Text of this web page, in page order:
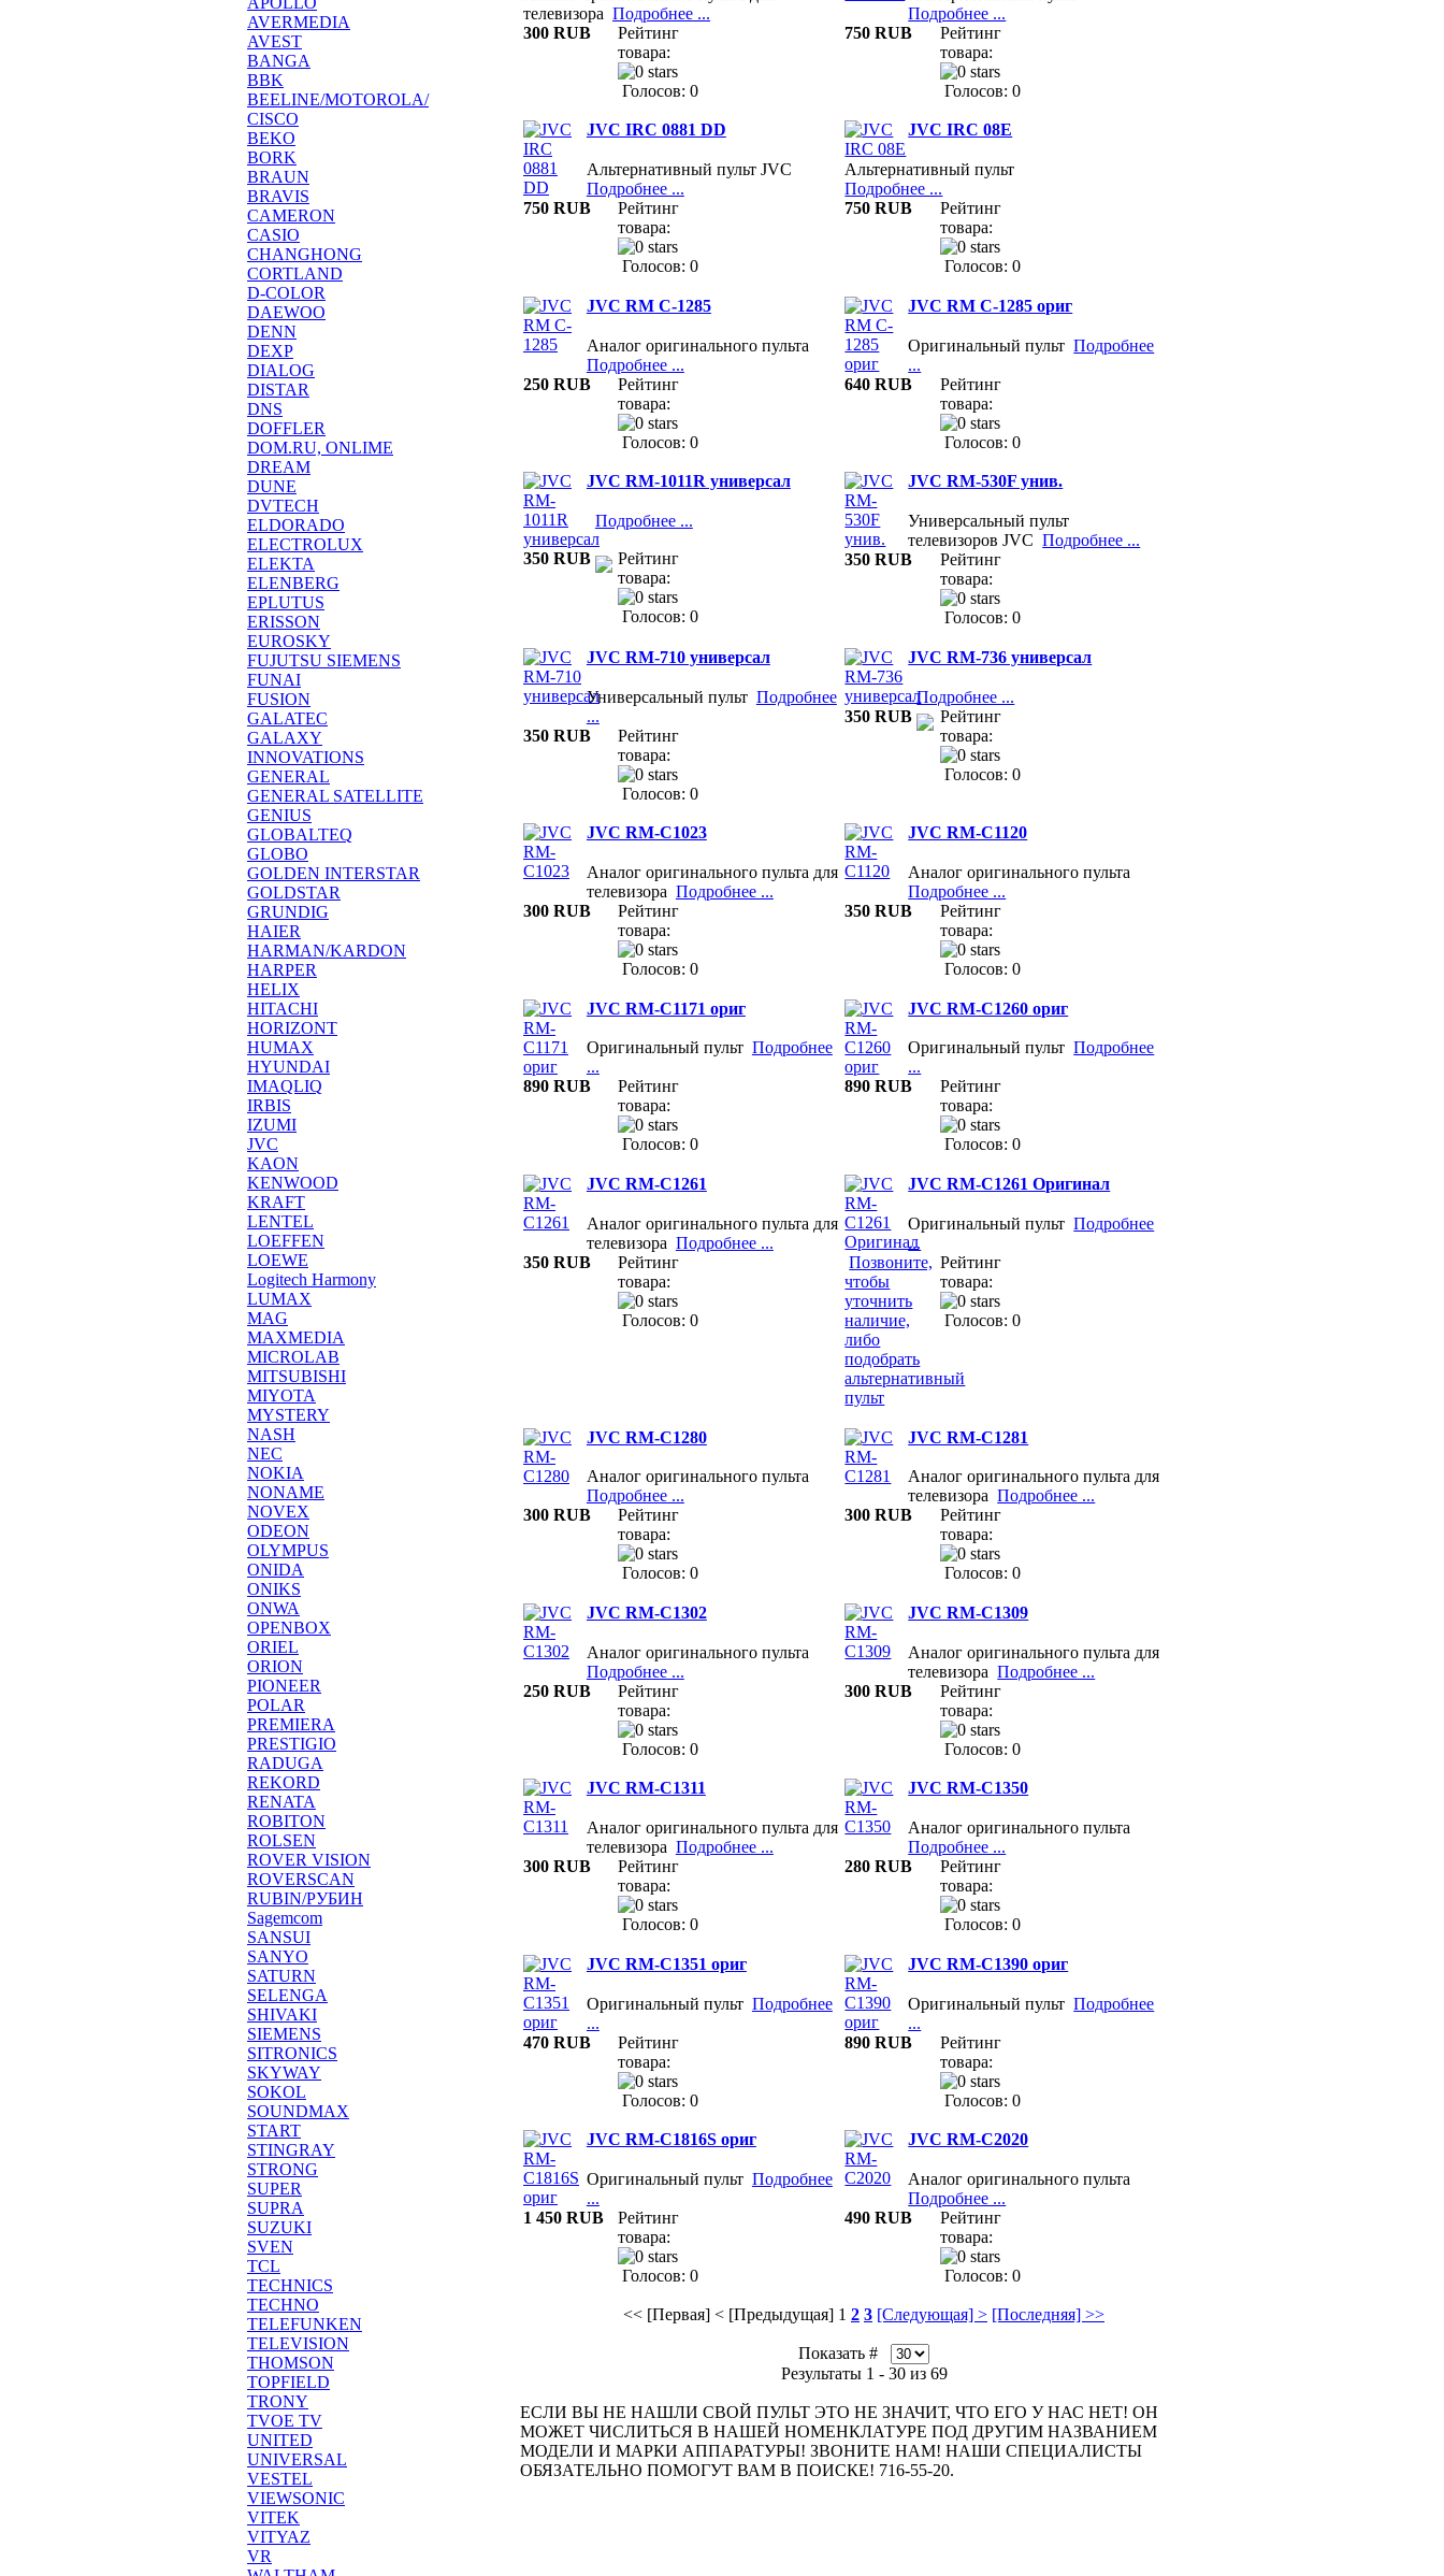
AVERMEDIA
AVEST
BANGA
BBK
BEELINE/MOTOROLA/
CISCO
BEKO
BORK
BRAUN
BRAVIS
CAMERON
CASIO
CHANGHONG
CORTLAND
D-COLOR
DAEWOO
DENN
DEXP
DIALOG
DISTAR
DNS
DOFFLER
DOM.RU, ONLIME
DREAM
DUNE
DVTECH
ELDORADO
ELECTROLUX
ELEKTA
ELENBERG
EPLUTUS
ERISSON
EUROSKY
FUJUTSU SIEMENS
FUNAI
FUSION
GALATEC
GALAXY
INNOVATIONS
GENERAL
GENERAL SATELLITE
GENIUS
GLOBALTEQ
GLOBO
GOLDEN INTERSTAR
GOLDSTAR
GRUNDIG
HAIER
HARMAN/KARDON
HARPER
HELIX
HITACHI
HORIZONT
HUMAX
HYUNDAI
IMAQLIQ
IRBIS
IZUMI
JVC
KAON
KENWOOD
KRAFT
LENTEL
LOEFFEN
LOEWE
Logitech Harmony
LUMAX
MAG
MAXMEDIA
MICROLAB
MITSUBISHI
MIYOTA
MYSTERY
NASH
NEC
NOKIA
NONAME
NOVEX
ODEON
OLYMPUS
ONIDA
ONIKS
ONWA
OPENBOX
ORIEL
ORION
PIONEER
POLAR
PREMIERA
PRESTIGIO
RADUGA
REKORD
RENATA
ROBITON
ROLSEN
ROVER VISION
ROVERSCAN
RUBIN/РУБИН
Sagemcom
SANSUI
SANYO
SATURN
SELENGA
SHIVAKI
SIEMENS
SITRONICS
SKYWAY
SOKOL
SOUNDMAX
START
STINGRAY
STRONG
SUPER
SUPRA
SUZUKI
SVEN
TCL
TECHNICS
TECHNO
TELEFUNKEN
TELEVISION
THOMSON
TOPFIELD
TRONY
TVOE TV
UNITED
UNIVERSAL
VESTEL
VIEWSONIC
VITEK
VITYAZ
VR
телевизора Подробнее ...
300 RUB
Рейтинг
товара:
Голосов: 0
Подробнее ...
750 RUB
Рейтинг
товара:
Голосов: 0
JVC IRC 0881 DD
Альтернативный пульт JVC
Подробнее ...
750 RUB
Рейтинг
товара:
Голосов: 0
JVC IRC 08E
Альтернативный пульт
Подробнее ...
750 RUB
Рейтинг
товара:
Голосов: 0
JVC RM C-1285
Аналог оригинального пульта
Подробнее ...
250 RUB
Рейтинг
товара:
Голосов: 0
JVC RM C-1285 ориг
Оригинальный пультПодробнее
...
640 RUB
Рейтинг
товара:
Голосов: 0
JVC RM-1011R универсал
Подробнее ...
350 RUB
Рейтинг
товара:
Голосов: 0
JVC RM-530F унив.
Универсальный пульт
телевизоров JVCПодробнее ...
350 RUB
Рейтинг
товара:
Голосов: 0
JVC RM-710 универсал
Универсальный пульт Подробнее
...
350 RUB
Рейтинг
товара:
Голосов: 0
JVC RM-736 универсал
Подробнее ...
350 RUB
Рейтинг
товара:
Голосов: 0
JVC RM-C1023
Аналог оригинального пульта для
телевизора Подробнее ...
300 RUB
Рейтинг
товара:
Голосов: 0
JVC RM-C1120
Аналог оригинального пульта
Подробнее ...
350 RUB
Рейтинг
товара:
Голосов: 0
JVC RM-C1171 ориг
Оригинальный пульт Подробнее
...
890 RUB
Рейтинг
товара:
Голосов: 0
JVC RM-C1260 ориг
Оригинальный пультПодробнее
...
890 RUB
Рейтинг
товара:
Голосов: 0
JVC RM-C1261
Аналог оригинального пульта для
телевизора Подробнее ...
350 RUB
Рейтинг
товара:
Голосов: 0
JVC RM-C1261 Оригинал
Оригинальный пультПодробнее
...
Позвоните,
чтобы
уточнить
наличие,
либо
подобрать
альтернативный
пульт
Рейтинг
товара:
Голосов: 0
JVC RM-C1280
Аналог оригинального пульта
Подробнее ...
300 RUB
Рейтинг
товара:
Голосов: 0
JVC RM-C1281
Аналог оригинального пульта для
телевизораПодробнее ...
300 RUB
Рейтинг
товара:
Голосов: 0
JVC RM-C1302
Аналог оригинального пульта
Подробнее ...
250 RUB
Рейтинг
товара:
Голосов: 0
JVC RM-C1309
Аналог оригинального пульта для
телевизораПодробнее ...
300 RUB
Рейтинг
товара:
Голосов: 0
JVC RM-C1311
Аналог оригинального пульта для
телевизора Подробнее ...
300 RUB
Рейтинг
товара:
Голосов: 0
JVC RM-C1350
Аналог оригинального пульта
Подробнее ...
280 RUB
Рейтинг
товара:
Голосов: 0
JVC RM-C1351 ориг
Оригинальный пульт Подробнее
...
470 RUB
Рейтинг
товара:
Голосов: 0
JVC RM-C1390 ориг
Оригинальный пультПодробнее
...
890 RUB
Рейтинг
товара:
Голосов: 0
JVC RM-C1816S ориг
Оригинальный пульт Подробнее
...
1 450 RUB
Рейтинг
товара:
Голосов: 0
JVC RM-C2020
Аналог оригинального пульта
Подробнее ...
490 RUB
Рейтинг
товара:
Голосов: 0
<< [Первая] < [Предыдущая] 1 2 3 [Следующая] > [Последняя] >>
Показать #
Результаты 1 - 30 из 69
ЕСЛИ ВЫ НЕ НАШЛИ СВОЙ ПУЛЬТ ЭТО НЕ ЗНАЧИТ, ЧТО ЕГО У НАС НЕТ! ОН
МОЖЕТ ЧИСЛИТЬСЯ В НАШЕЙ НОМЕНКЛАТУРЕ ПОД ДРУГИМ НАЗВАНИЕМ
МОДЕЛИ И МАРКИ АППАРАТУРЫ! ЗВОНИТЕ НАМ! НАШИ СПЕЦИАЛИСТЫ
ОБЯЗАТЕЛЬНО ПОМОГУТ ВАМ В ПОИСКЕ! 716-55-20.